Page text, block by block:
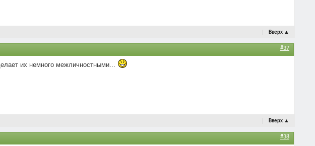
Вверх ▲
#37
их немного межличностными...
Вверх ▲
#38